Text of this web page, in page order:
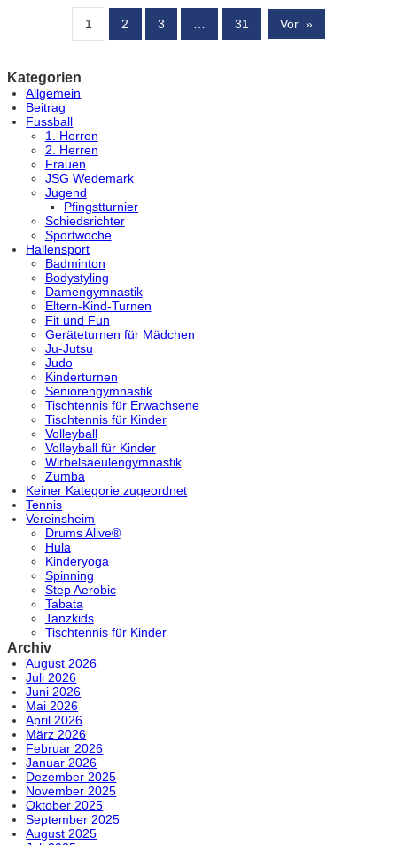
1 2 3 … 31 Vor »
Kategorien
Allgemein
Beitrag
Fussball
1. Herren
2. Herren
Frauen
JSG Wedemark
Jugend
Pfingstturnier
Schiedsrichter
Sportwoche
Hallensport
Badminton
Bodystyling
Damengymnastik
Eltern-Kind-Turnen
Fit und Fun
Geräteturnen für Mädchen
Ju-Jutsu
Judo
Kinderturnen
Seniorengymnastik
Tischtennis für Erwachsene
Tischtennis für Kinder
Volleyball
Volleyball für Kinder
Wirbelsaeulengymnastik
Zumba
Keiner Kategorie zugeordnet
Tennis
Vereinsheim
Drums Alive®
Hula
Kinderyoga
Spinning
Step Aerobic
Tabata
Tanzkids
Tischtennis für Kinder
Archiv
August 2026
Juli 2026
Juni 2026
Mai 2026
April 2026
März 2026
Februar 2026
Januar 2026
Dezember 2025
November 2025
Oktober 2025
September 2025
August 2025